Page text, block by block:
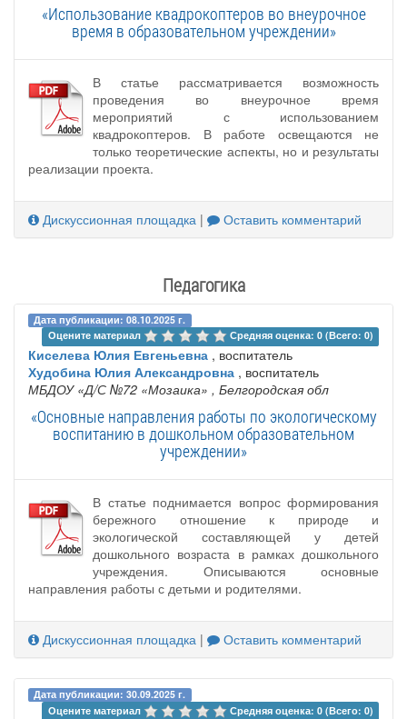
«Использование квадрокоптеров во внеурочное
время в образовательном учреждении»
В статье рассматривается возможность
проведения во внеурочное время
мероприятий с использованием
квадрокоптеров. В работе освещаются не
только теоретические аспекты, но и результаты
реализации проекта.
Дискуссионная площадка | Оставить комментарий
Педагогика
Дата публикации: 08.10.2025 г.
Оцените материал
Средняя оценка: 0 (Всего: 0)
Киселева Юлия Евгеньевна , воспитатель
Худобина Юлия Александровна , воспитатель
МБДОУ «Д/С №72 «Мозаика» , Белгородская обл
«Основные направления работы по экологическому
воспитанию в дошкольном образовательном
учреждении»
В статье поднимается вопрос формирования
бережного отношение к природе и
экологической составляющей у детей
дошкольного возраста в рамках дошкольного
учреждения. Описываются основные
направления работы с детьми и родителями.
Дискуссионная площадка | Оставить комментарий
Дата публикации: 30.09.2025 г.
Оцените материал
Средняя оценка: 0 (Всего: 0)